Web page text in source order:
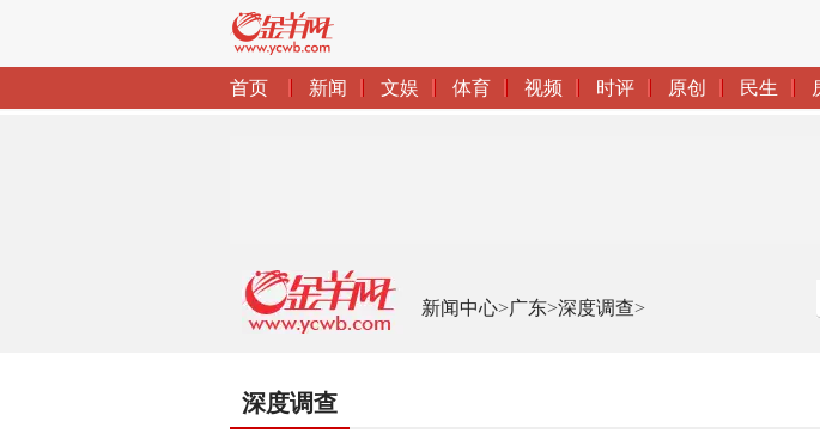
新闻中心>广东>深度调查>
深度调查